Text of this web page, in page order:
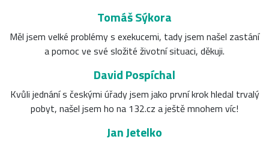
Tomáš Sýkora
Měl jsem velké problémy s exekucemi, tady jsem našel zastání
a pomoc ve své složité životní situaci, děkuji.
David Pospíchal
Kvůli jednání s českými úřady jsem jako první krok hledal trvalý
pobyt, našel jsem ho na 132.cz a ještě mnohem víc!
Jan Jetelko